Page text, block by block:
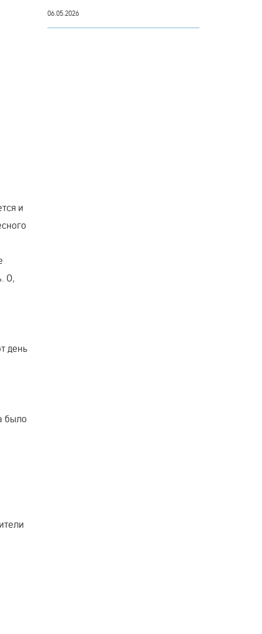
и
О,
день
было
06.05.2026